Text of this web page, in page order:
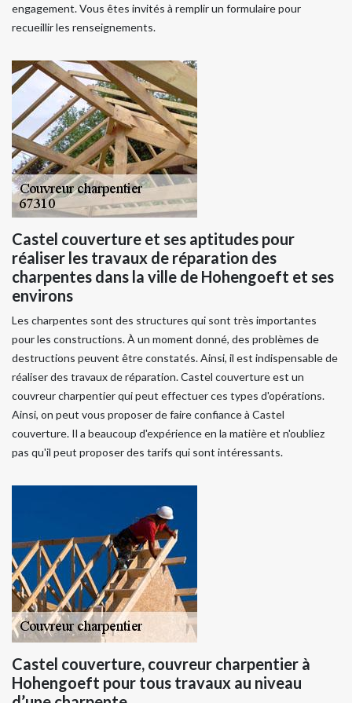
engagement. Vous êtes invités à remplir un formulaire pour
recueillir les renseignements.
Castel couverture et ses aptitudes pour
réaliser les travaux de réparation des
charpentes dans la ville de Hohengoeft et ses
environs
Les charpentes sont des structures qui sont très importantes
pour les constructions. À un moment donné, des problèmes de
destructions peuvent être constatés. Ainsi, il est indispensable de
réaliser des travaux de réparation. Castel couverture est un
couvreur charpentier qui peut effectuer ces types d'opérations.
Ainsi, on peut vous proposer de faire confiance à Castel
couverture. Il a beaucoup d'expérience en la matière et n'oubliez
pas qu'il peut proposer des tarifs qui sont intéressants.
Castel couverture, couvreur charpentier à
Hohengoeft pour tous travaux au niveau